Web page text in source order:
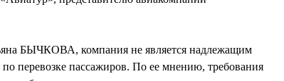
БЫЧКОВА, компания не является надлежащим
по перевозке пассажиров. По ее мнению, требования